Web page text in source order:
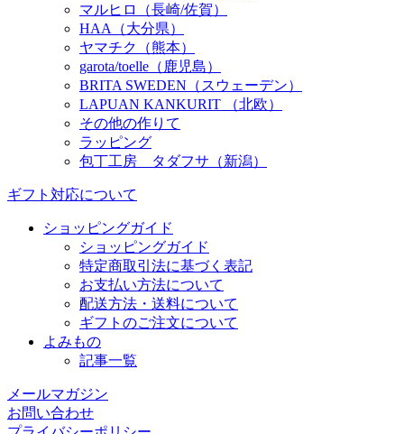
マルヒロ（長崎/佐賀）
HAA（大分県）
ヤマチク（熊本）
garota/toelle（鹿児島）
BRITA SWEDEN（スウェーデン）
LAPUAN KANKURIT （北欧）
その他の作りて
ラッピング
包丁工房 タダフサ（新潟）
ギフト対応について
ショッピングガイド
ショッピングガイド
特定商取引法に基づく表記
お支払い方法について
配送方法・送料について
ギフトのご注文について
よみもの
記事一覧
メールマガジン
お問い合わせ